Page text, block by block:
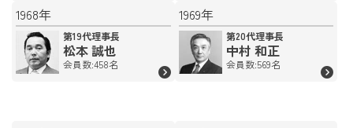
1968年
第19代理事長
松本 誠也
会員数:458名
1969年
第20代理事長
中村 和正
会員数:569名